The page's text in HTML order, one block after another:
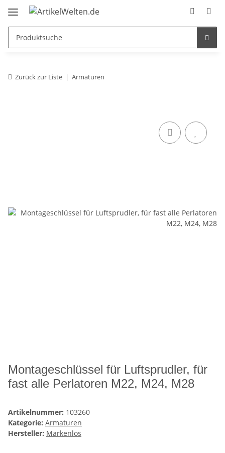
Zurück zur Liste Armaturen
Montageschlüssel für Luftsprudler, für
fast alle Perlatoren M22, M24, M28
Artikelnummer: 103260
Kategorie: Armaturen
Hersteller: Markenlos